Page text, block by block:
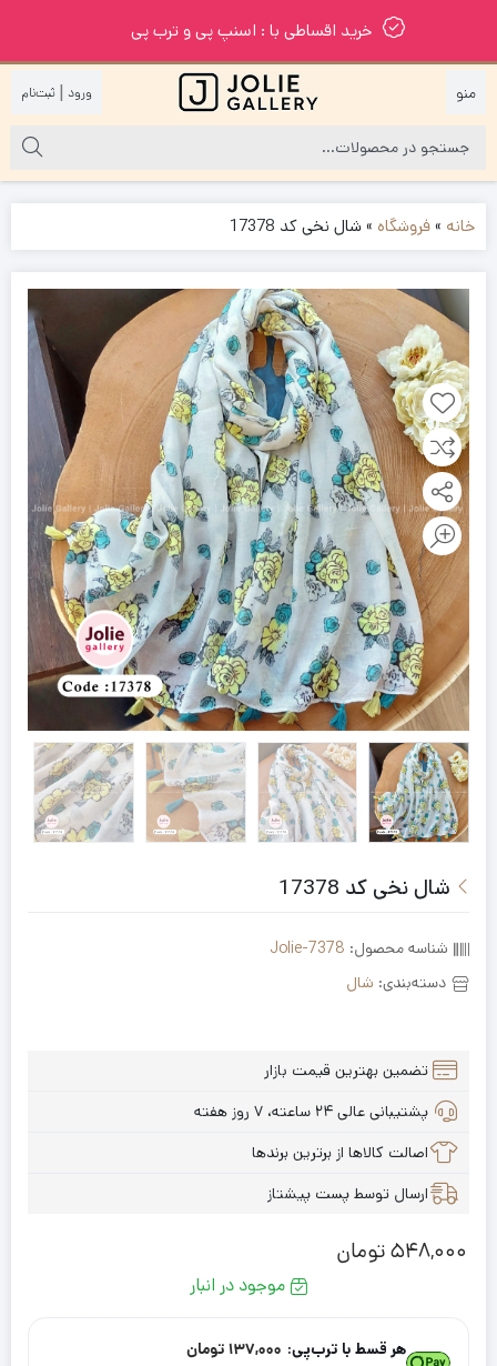
خرید اقساطی با : اسنپ پی و ترب پی
|
خانه »فروشگاه »شال نخی کد 17378
شال نخی کد 17378
شناسه محصول: Jolie-7378
دسته‌بندی: شال
تضمین بهترین قیمت بازار
پشتیبانی عالی ۲۴ ساعته، ۷ روز هفته
اصالت کالاها از برترین برندها
ارسال توسط پست پیشتاز
548,000تومان
موجود در انبار
هر قسط با ترب‌پی: 137,000 تومان